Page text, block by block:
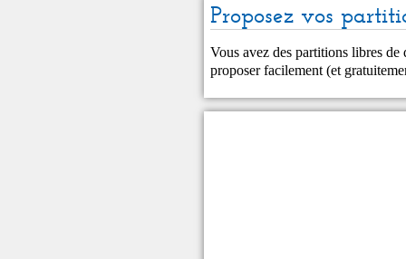
Proposez vos
Vous avez des partitions libres
proposer facilement (et